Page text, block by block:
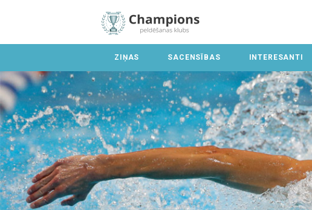
ZIŅAS SACENSĪBAS INTERESANTI